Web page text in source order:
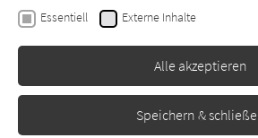
Georges Simenon
Maigret und die
Erschienen: Januar 1956
3
Essentiell Externe Inhalte
Alle akzeptieren
Speichern &